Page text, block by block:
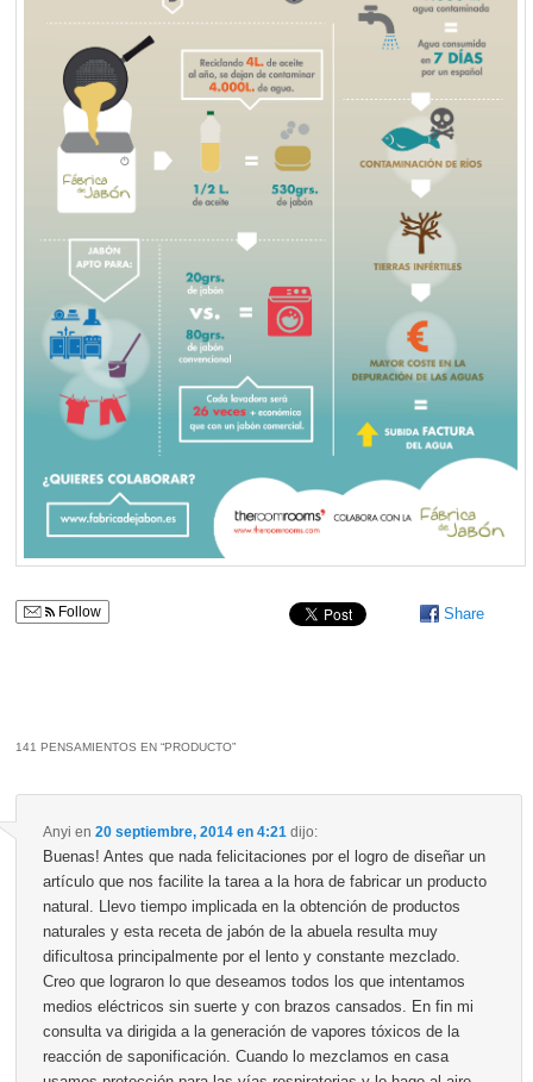
Follow Share
141 PENSAMIENTOS EN “PRODUCTO”
Anyi en 20 septiembre, 2014 en 4:21 dijo:
Buenas! Antes que nada felicitaciones por el logro de diseñar un
artículo que nos facilite la tarea a la hora de fabricar un producto
natural. Llevo tiempo implicada en la obtención de productos
naturales y esta receta de jabón de la abuela resulta muy
dificultosa principalmente por el lento y constante mezclado.
Creo que lograron lo que deseamos todos los que intentamos
medios eléctricos sin suerte y con brazos cansados. En fin mi
consulta va dirigida a la generación de vapores tóxicos de la
reacción de saponificación. Cuando lo mezclamos en casa